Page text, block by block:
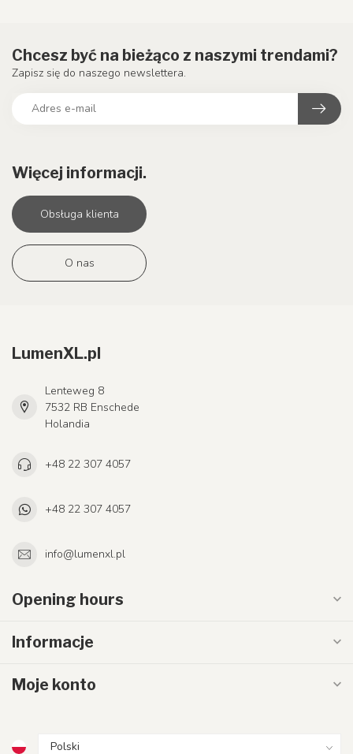
Więcej informacji.
Obsługa klienta
O nas
Chcesz być na bieżąco z naszymi trendami?
Zapisz się do naszego newslettera.
LumenXL.pl
Lenteweg 8
7532 RB Enschede
Holandia
+48 22 307 4057
+48 22 307 4057
info@lumenxl.pl
Opening hours
Informacje
Moje konto